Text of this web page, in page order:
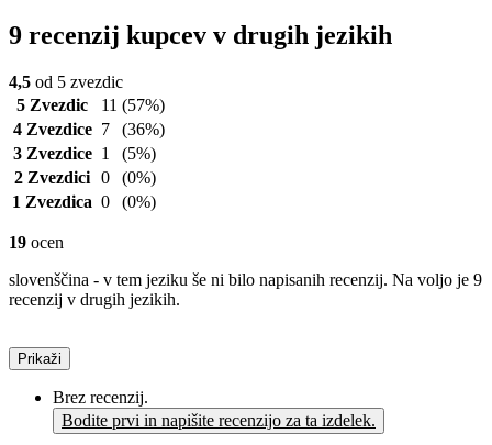
9 recenzij kupcev v drugih jezikih
4,5 od 5 zvezdic
5 Zvezdic
11 (57%)
4 Zvezdice 7
(36%)
3 Zvezdice 1
(5%)
2 Zvezdici 0
(0%)
1 Zvezdica 0 (0%)
19 ocen
slovenščina - v tem jeziku še ni bilo napisanih recenzij. Na voljo je 9
recenzij v drugih jezikih.
Prikaži
Brez recenzij.
Bodite prvi in napišite recenzijo za ta izdelek.